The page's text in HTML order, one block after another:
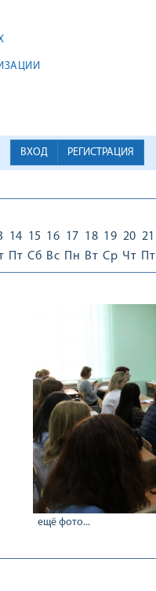
ВХОД РЕГИСТРАЦИЯ
14
Пт
15
Сб
16
Вс
17
Пн
18
Вт
19
Ср
20
Чт
21
Пт
ещё фото...